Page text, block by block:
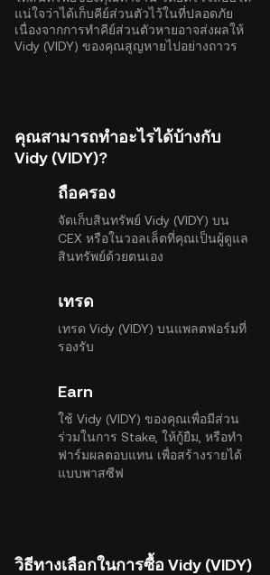
แน่ใจว่าได้เก็บคีย์ส่วนตัวไว้ในที่ปลอดภัย
เนื่องจากการทำคีย์ส่วนตัวหายอาจส่งผลให้
Vidy (VIDY) ของคุณสูญหายไปอย่างถาวร
คุณสามารถทำอะไรได้บ้างกับ
Vidy (VIDY)?
ถือครอง
จัดเก็บสินทรัพย์ Vidy (VIDY) บน
CEX หรือในวอลเล็ตที่คุณเป็นผู้ดูแล
สินทรัพย์ด้วยตนเอง
เทรด
เทรด Vidy (VIDY) บนแพลตฟอร์มที่
รองรับ
Earn
ใช้ Vidy (VIDY) ของคุณเพื่อมีส่วน
ร่วมในการ Stake, ให้กู้ยืม, หรือทำ
ฟาร์มผลตอบแทน เพื่อสร้างรายได้
แบบพาสซีฟ
วิธีทางเลือกในการซื้อ Vidy (VIDY)